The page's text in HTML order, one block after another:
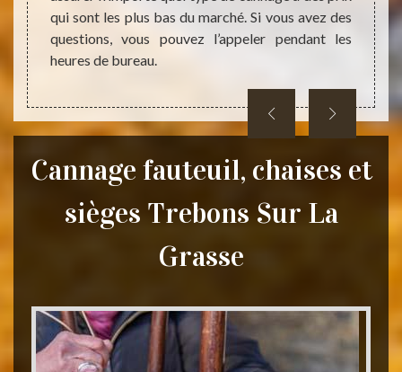
qui sont les plus bas du marché. Si vous avez des
questions, vous pouvez l’appeler pendant les
heures de bureau.
Cannage fauteuil, chaises et
sièges Trebons Sur La
Grasse